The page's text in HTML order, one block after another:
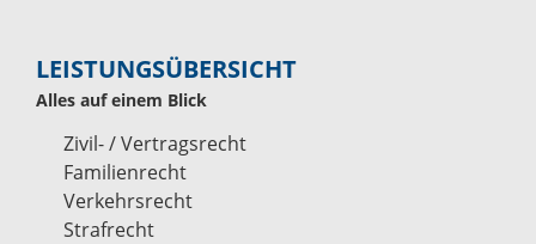
LEISTUNGSÜBERSICHT
Alles auf einem Blick
Zivil- / Vertragsrecht
Familienrecht
Verkehrsrecht
Strafrecht